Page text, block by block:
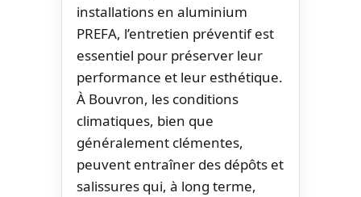
installations en aluminium
PREFA, l’entretien préventif est
essentiel pour préserver leur
performance et leur esthétique.
À Bouvron, les conditions
climatiques, bien que
généralement clémentes,
peuvent entraîner des dépôts et
salissures qui, à long terme,